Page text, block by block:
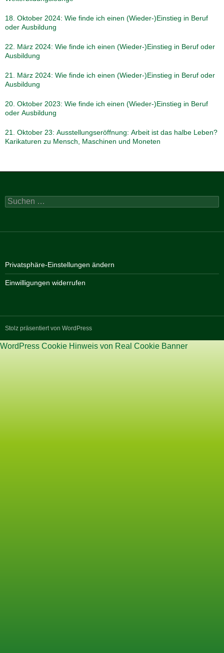
18. Oktober 2024: Wie finde ich einen (Wieder-)Einstieg in Beruf
oder Ausbildung
22. März 2024: Wie finde ich einen (Wieder-)Einstieg in Beruf oder
Ausbildung
21. März 2024: Wie finde ich einen (Wieder-)Einstieg in Beruf oder
Ausbildung
20. Oktober 2023: Wie finde ich einen (Wieder-)Einstieg in Beruf
oder Ausbildung
21. Oktober 23: Ausstellungseröffnung: Arbeit ist das halbe Leben?
Karikaturen zu Mensch, Maschinen und Moneten
Suchen
nach:
Privatsphäre-Einstellungen ändern
Einwilligungen widerrufen
Stolz präsentiert von WordPress
WordPress Cookie Hinweis von Real Cookie Banner